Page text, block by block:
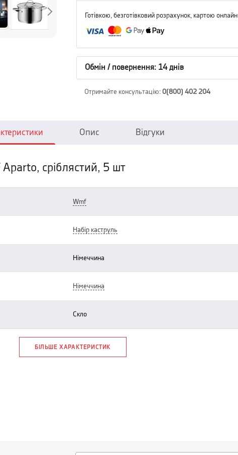
Готівкою, безготівковий розрахунок, картою онлайн
Обмін / повернення: 14 днів
Отримайте консультацію: 0(800) 402 204
Опис Відгуки
сріблястий, 5 шт
wmf
набір каструль
німеччина
німеччина
скло
БІЛЬШЕ ХАРАКТЕРИСТИК